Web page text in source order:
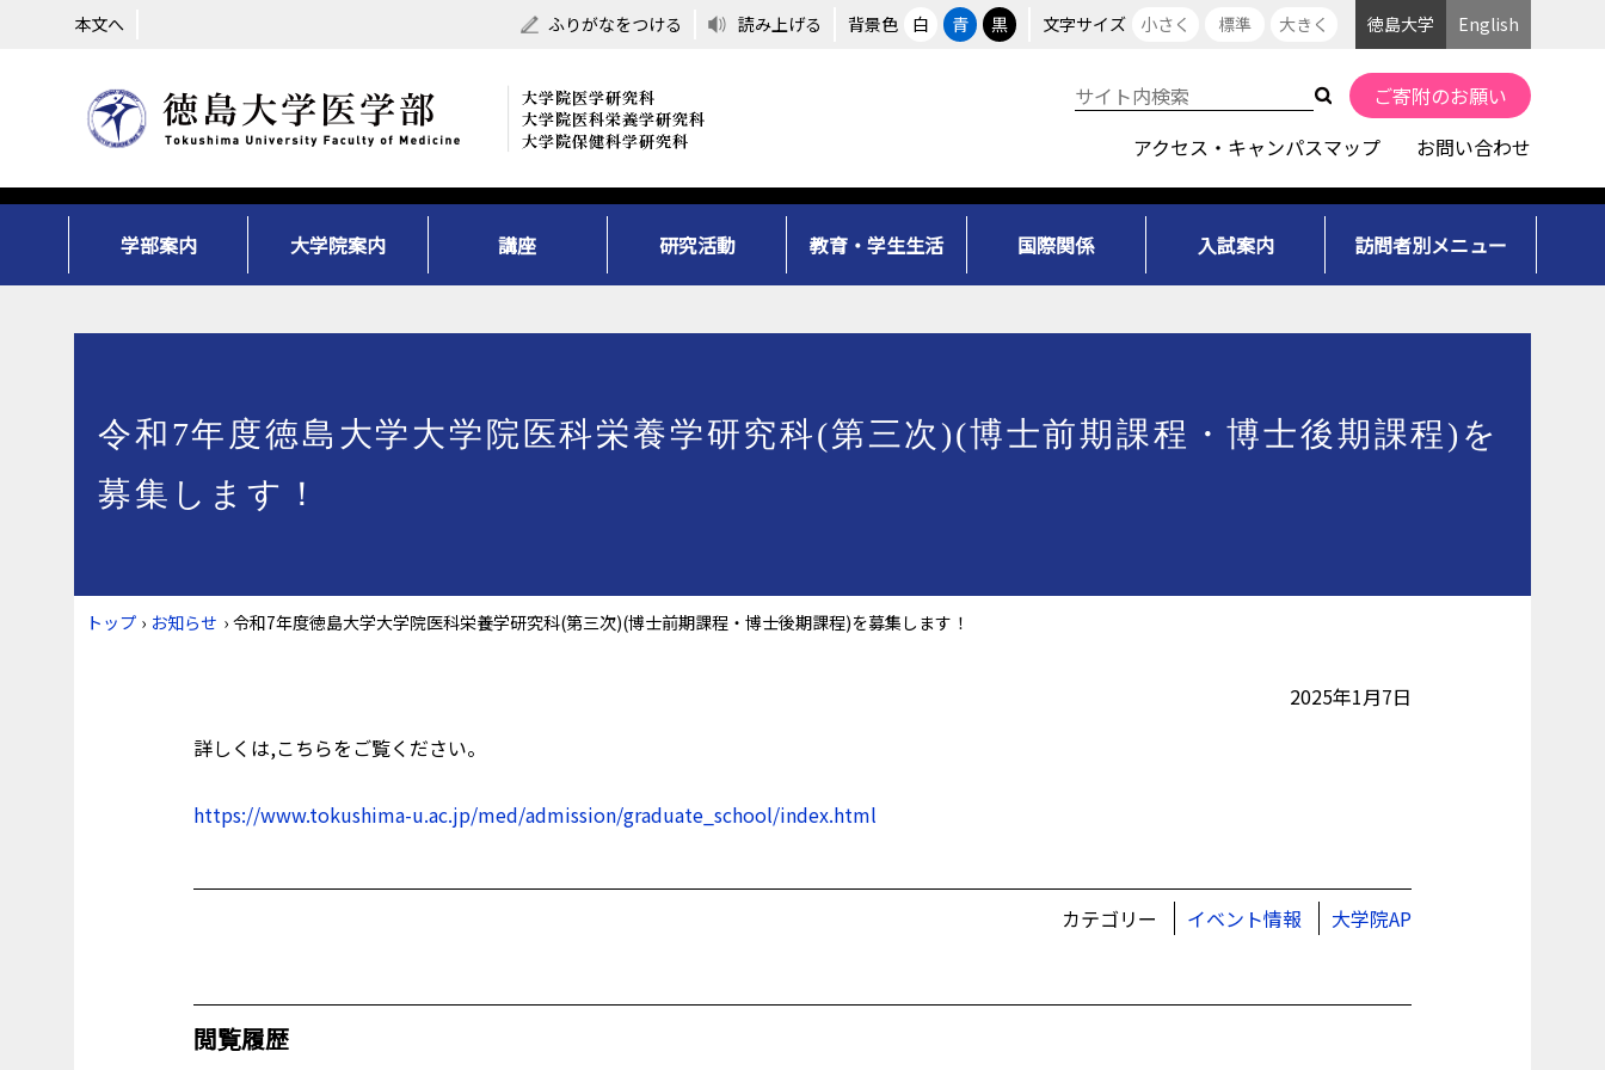
本文へ ふりがなをつける 読み上げる 背景色 白 青 黒 文字サイズ 小さく 標準 大きく 徳島大学 English
ご寄附のお願い
アクセス・キャンパスマップ
お問い合わせ
学部案内 大学院案内 講座 研究活動 教育・学生生活 国際関係 入試案内 訪問者別メニュー
令和7年度徳島大学大学院医科栄養学研究科(第三次)(博士前期課程・博士後期課程)を
募集します！
トップ › お知らせ › 令和7年度徳島大学大学院医科栄養学研究科(第三次)(博士前期課程・博士後期課程)を募集します！
2025年1月7日
詳しくは,こちらをご覧ください。
https://www.tokushima-u.ac.jp/med/admission/graduate_school/index.html
カテゴリー イベント情報 大学院AP
閲覧履歴